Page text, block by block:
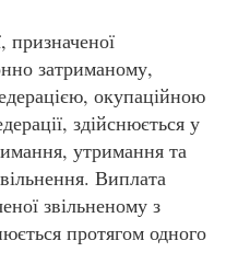
призначеної
затриманому,
окупаційною
здійснюється у
утримання та
Виплата
звільненому з
протягом одного